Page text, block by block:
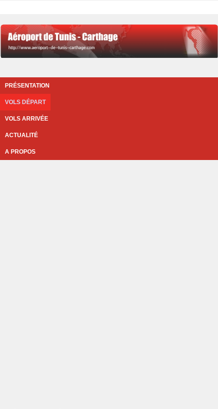
PRÉSENTATION
VOLS DÉPART
VOLS ARRIVÉE
ACTUALITÉ
A PROPOS